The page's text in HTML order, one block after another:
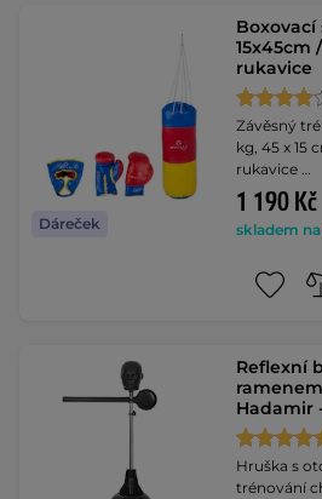
Dáreček
15x45cm
rukavice
Závěsný
kg, 45 x 15
rukavice …
1 190 Kč
skladem
Reflexní
Hadamir
Hruška s
trénování